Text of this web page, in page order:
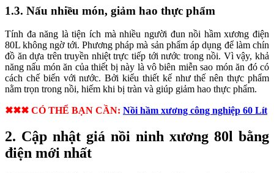
1.3. Nấu nhiều món, giảm hao thực phẩm
Tính đa năng là tiện ích mà nhiều người đun nồi hầm xương điện
80L không ngờ tới. Phương pháp mà sản phẩm áp dụng để làm chín
đồ ăn dựa trên truyền nhiệt trực tiếp tới nước trong nồi. Vì vậy, khả
năng nấu món ăn của thiết bị này là vô biên miễn sao món ăn đó có
cách chế biến với nước. Bởi kiểu thiết kế như thế nên thực phẩm
nằm trọn trong nồi, hiếm khi bị tràn và giúp giảm hao thực phẩm.
✖✖✖ CÓ THỂ BẠN CẦN: Nồi hầm xương công nghiệp 60 Lít
2. Cập nhật giá nồi ninh xương 80l bằng
điện mới nhất